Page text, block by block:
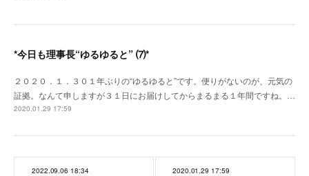
*今日も理事長“ゆるゆると” ⑺*
２０２０．１．３０１年ぶりの“ゆるゆると”です。便りがないのが、元気の
証拠。なんて申しますが３１日にお届けしてからまるまる１年間ですね。…
2020.01.29 17:59
2022.09.06 18:34 2020.01.29 17:59